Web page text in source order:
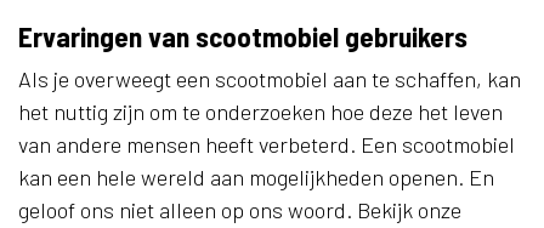
Ervaringen van scootmobiel gebruikers
Als je overweegt een scootmobiel aan te schaffen, kan
het nuttig zijn om te onderzoeken hoe deze het leven
van andere mensen heeft verbeterd. Een scootmobiel
kan een hele wereld aan mogelijkheden openen. En
geloof ons niet alleen op ons woord. Bekijk onze